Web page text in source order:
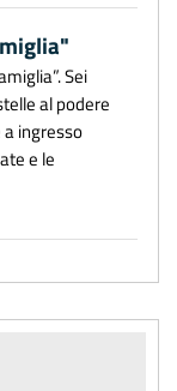
Sei
al podere
ingresso
e le